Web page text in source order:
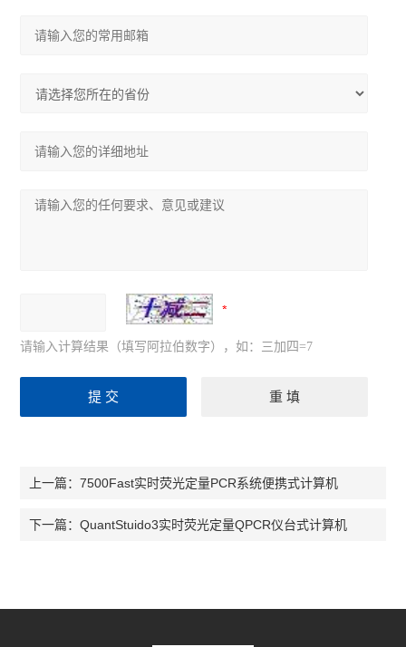
请输入计算结果（填写阿拉伯数字），如：三加四=7
上一篇：7500Fast实时荧光定量PCR系统便携式计算机
下一篇：QuantStuido3实时荧光定量QPCR仪台式计算机